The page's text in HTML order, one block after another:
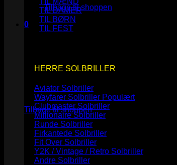
Tilbage til shoppen
0
Kurv
Ingen varer i kurven.
Tilbage til shoppen
TIL DAMER
TIL BØRN
TIL FEST
HERRE SOLBRILLER
Aviator Solbriller
Wayfarer Solbriller
Clubmaster Solbriller
Millionaire Solbriller
Runde Solbriller
Firkantede Solbriller
Fit Over Solbriller
Y2K / Vintage / Retro Solbriller
Andre Solbriller